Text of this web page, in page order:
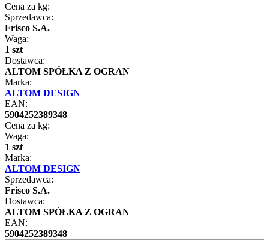
Cena za kg:
Sprzedawca:
Frisco S.A.
Waga:
1 szt
Dostawca:
ALTOM SPÓŁKA Z OGRAN
Marka:
ALTOM DESIGN
EAN:
5904252389348
Cena za kg:
Waga:
1 szt
Marka:
ALTOM DESIGN
Sprzedawca:
Frisco S.A.
Dostawca:
ALTOM SPÓŁKA Z OGRAN
EAN:
5904252389348